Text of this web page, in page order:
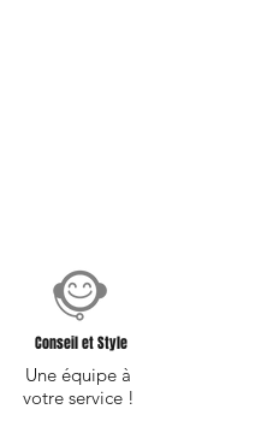
Conseil et Style
Une équipe à
votre service !